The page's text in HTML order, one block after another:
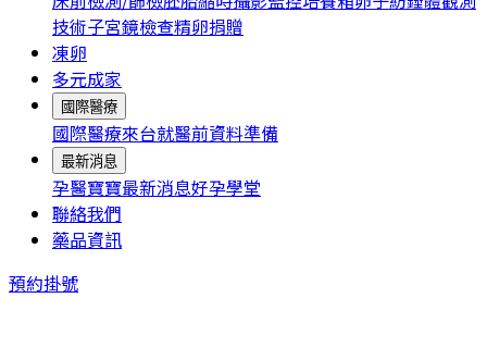
技術子宮鏡檢查精卵捐贈
凍卵
多元成家
國際醫療
國際醫療來台就醫前資料準備
最新消息
孕醫寶寶最新消息好孕學堂
聯絡我們
藥品資訊
預約掛號